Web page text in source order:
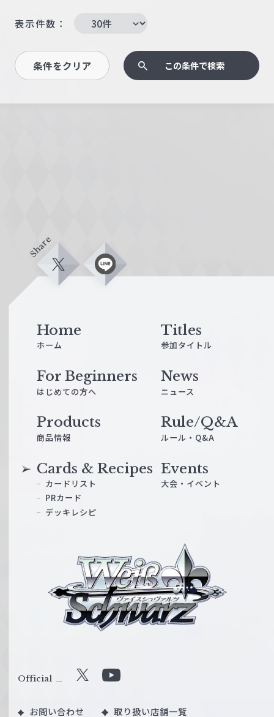
表示件数：
条件をクリア この条件で検索
Share
X L
ス
ル
Home
ホーム
Titles
参加タイトル
For Beginners
はじめての方へ
News
ニュース
Products
商品情報
Cards & Recipes
カードリスト
PRカード
デッキレシピ
Events
大会・イベント
Rule/Q&A
ルール・Q&A
Official X
u
お問い合わせ 取り扱い店舗一覧